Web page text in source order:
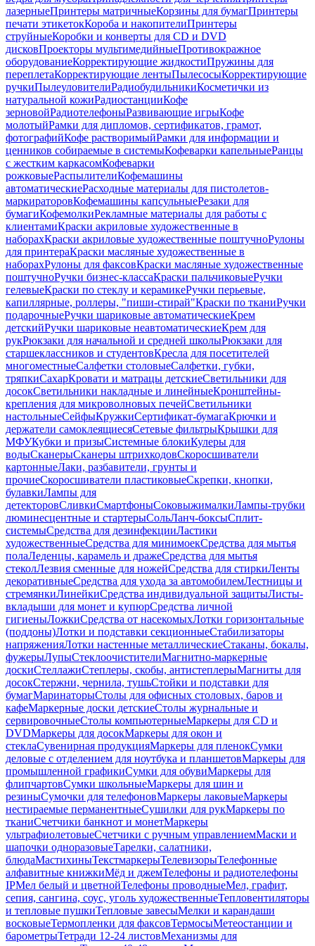
лазерныеПринтеры матричныеКорзины для бумагПринтеры
печати этикетокКороба и накопителиПринтеры
струйныеКоробки и конверты для CD и DVD
дисковПроекторы мультимедийныеПротивокражное
оборудованиеКорректирующие жидкостиПружины для
переплетаКорректирующие лентыПылесосыКорректирующие
ручкиПылеуловителиРадиобудильникиКосметички из
натуральной кожиРадиостанцииКофе
зерновойРадиотелефоныРазвивающие игрыКофе
молотыйРамки для дипломов, сертификатов, грамот,
фотографийКофе растворимыйРамки для информации и
ценников собираемые в системыКофеварки капельныеРанцы
с жестким каркасомКофеварки
рожковыеРаспылителиКофемашины
автоматическиеРасходные материалы для пистолетов-
маркираторовКофемашины капсульныеРезаки для
бумагиКофемолкиРекламные материалы для работы с
клиентамиКраски акриловые художественные в
наборахКраски акриловые художественные поштучноРулоны
для принтераКраски масляные художественные в
наборахРулоны для факсовКраски масляные художественные
поштучноРучки бизнес-классаКраски пальчиковыеРучки
гелевыеКраски по стеклу и керамикеРучки перьевые,
капиллярные, роллеры, "пиши-стирай"Краски по тканиРучки
подарочныеРучки шариковые автоматическиеКрем
детскийРучки шариковые неавтоматическиеКрем для
рукРюкзаки для начальной и средней школыРюкзаки для
старшеклассников и студентовКресла для посетителей
многоместныеСалфетки столовыеСалфетки, губки,
тряпкиСахарКровати и матрацы детскиеСветильники для
досокСветильники накладные и линейныеКронштейны-
крепления для микроволновых печейСветильники
настольныеСейфыКружкиСертификат-бумагаКрючки и
держатели самоклеящиесяСетевые фильтрыКрышки для
МФУКубки и призыСистемные блокиКулеры для
водыСканерыСканеры штрихкодовСкоросшиватели
картонныеЛаки, разбавители, грунты и
прочиеСкоросшиватели пластиковыеСкрепки, кнопки,
булавкиЛампы для
детекторовСливкиСмартфоныСоковыжималкиЛампы-трубки
люминесцентные и стартерыСольЛанч-боксыСплит-
системыСредства для дезинфекцииЛастики
художественныеСредства для минимоекСредства для мытья
полаЛеденцы, карамель и дражеСредства для мытья
стеколЛезвия сменные для ножейСредства для стиркиЛенты
декоративныеСредства для ухода за автомобилемЛестницы и
стремянкиЛинейкиСредства индивидуальной защитыЛисты-
вкладыши для монет и купюрСредства личной
гигиеныЛожкиСредства от насекомыхЛотки горизонтальные
(поддоны)Лотки и подставки секционныеСтабилизаторы
напряженияЛотки настенные металлическиеСтаканы, бокалы,
фужерыЛупыСтеклоочистителиМагнитно-маркерные
доскиСтеллажиСтеплеры, скобы, антистеплерыМагниты для
досокСтержни, чернила, тушьСтойки и подставки для
бумагМаринаторыСтолы для офисных столовых, баров и
кафеМаркерные доски детскиеСтолы журнальные и
сервировочныеСтолы компьютерныеМаркеры для CD и
DVDМаркеры для досокМаркеры для окон и
стеклаСувенирная продукцияМаркеры для пленокСумки
деловые с отделением для ноутбука и планшетовМаркеры для
промышленной графикиСумки для обувиМаркеры для
флипчартовСумки школьныеМаркеры для шин и
резиныСумочки для телефоновМаркеры лаковыеМаркеры
нестираемые перманентныеСушилки для рукМаркеры по
тканиСчетчики банкнот и монетМаркеры
ультрафиолетовыеСчетчики с ручным управлениемМаски и
шапочки одноразовыеТарелки, салатники,
блюдаМастихиныТекстмаркерыТелевизорыТелефонные
алфавитные книжкиМёд и джемТелефоны и радиотелефоны
IPМел белый и цветнойТелефоны проводныеМел, графит,
сепия, сангина, соус, уголь художественныеТепловентиляторы
и тепловые пушкиТепловые завесыМелки и карандаши
восковыеТермопленки для факсовТермосыМетеостанции и
барометрыТетради 12-24 листовМеханизмы для